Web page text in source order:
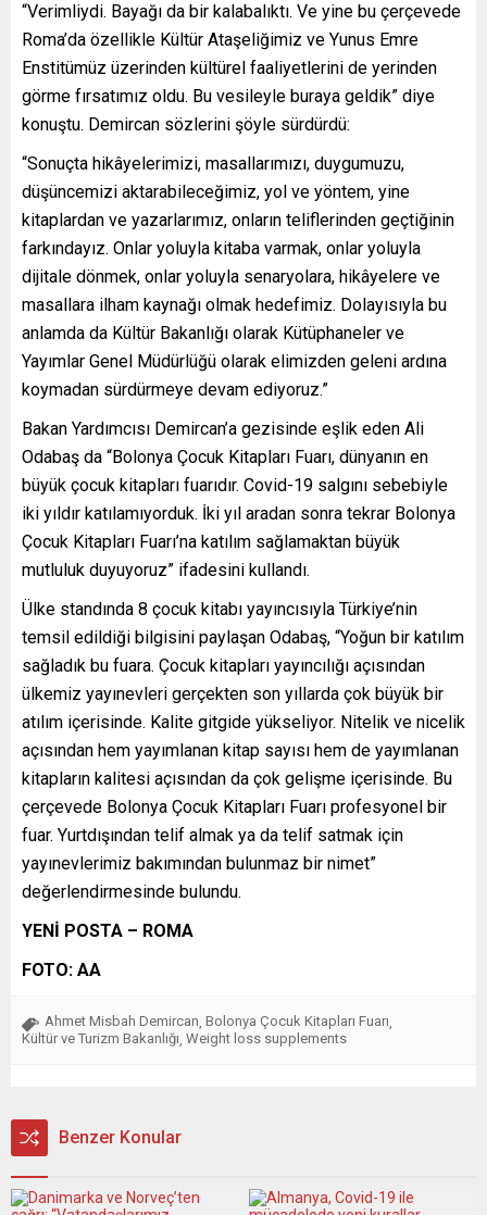
“Verimliydi. Bayağı da bir kalabalıktı. Ve yine bu çerçevede
Roma’da özellikle Kültür Ataşeliğimiz ve Yunus Emre
Enstitümüz üzerinden kültürel faaliyetlerini de yerinden
görme fırsatımız oldu. Bu vesileyle buraya geldik” diye
konuştu. Demircan sözlerini şöyle sürdürdü:
“Sonuçta hikâyelerimizi, masallarımızı, duygumuzu,
düşüncemizi aktarabileceğimiz, yol ve yöntem, yine
kitaplardan ve yazarlarımız, onların teliflerinden geçtiğinin
farkındayız. Onlar yoluyla kitaba varmak, onlar yoluyla
dijitale dönmek, onlar yoluyla senaryolara, hikâyelere ve
masallara ilham kaynağı olmak hedefimiz. Dolayısıyla bu
anlamda da Kültür Bakanlığı olarak Kütüphaneler ve
Yayımlar Genel Müdürlüğü olarak elimizden geleni ardına
koymadan sürdürmeye devam ediyoruz.”
Bakan Yardımcısı Demircan’a gezisinde eşlik eden Ali
Odabaş da “Bolonya Çocuk Kitapları Fuarı, dünyanın en
büyük çocuk kitapları fuarıdır. Covid-19 salgını sebebiyle
iki yıldır katılamıyorduk. İki yıl aradan sonra tekrar Bolonya
Çocuk Kitapları Fuarı’na katılım sağlamaktan büyük
mutluluk duyuyoruz” ifadesini kullandı.
Ülke standında 8 çocuk kitabı yayıncısıyla Türkiye’nin
temsil edildiği bilgisini paylaşan Odabaş, “Yoğun bir katılım
sağladık bu fuara. Çocuk kitapları yayıncılığı açısından
ülkemiz yayınevleri gerçekten son yıllarda çok büyük bir
atılım içerisinde. Kalite gitgide yükseliyor. Nitelik ve nicelik
açısından hem yayımlanan kitap sayısı hem de yayımlanan
kitapların kalitesi açısından da çok gelişme içerisinde. Bu
çerçevede Bolonya Çocuk Kitapları Fuarı profesyonel bir
fuar. Yurtdışından telif almak ya da telif satmak için
yayınevlerimiz bakımından bulunmaz bir nimet”
değerlendirmesinde bulundu.
YENİ POSTA – ROMA
FOTO: AA
Ahmet Misbah Demircan Bolonya Çocuk Kitapları Fuarı
Kültür ve Turizm Bakanlığı Weight loss supplements
Benzer Konular